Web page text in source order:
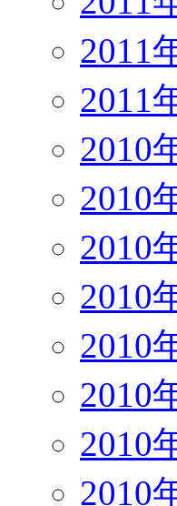
2011
2011
2010
2010
2010
2010
2010
2010
2010
2010